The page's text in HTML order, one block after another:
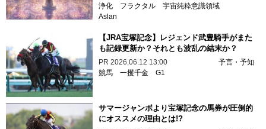
浄化
フラクタル 宇宙純粋意識領域
Aslan
【JRA宝塚記念】レジェンド武豊騎手がまた
も記録更新か？それとも波乱の結末か？
PR 2026.06.12 13:00
予言・予知
競馬 一攫千金 G1
サマージャンボより宝塚記念の馬券が圧倒的
にオススメの理由とは!?